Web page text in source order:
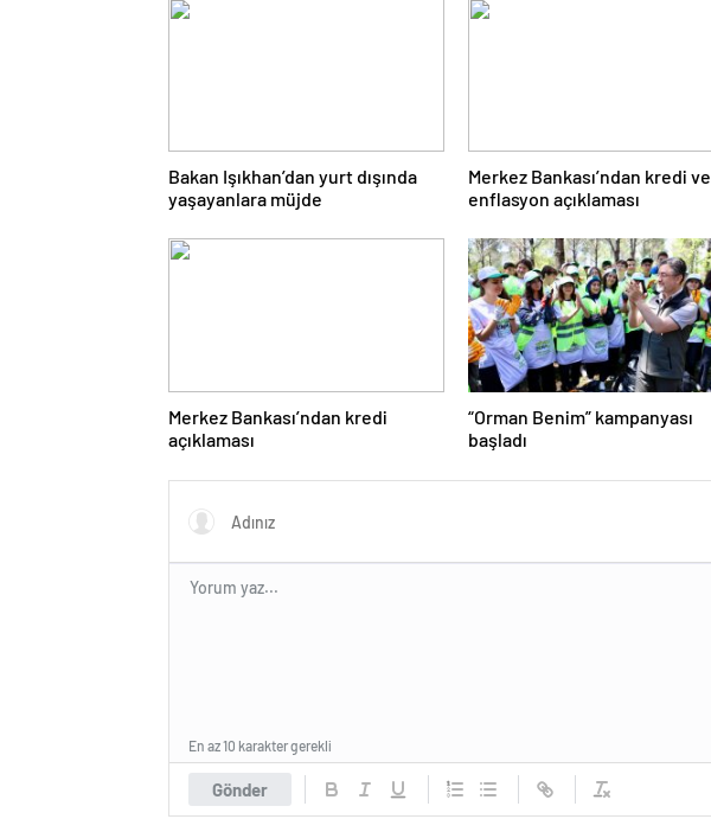
Bakan Işıkhan’dan yurt dışında
yaşayanlara müjde
Merkez Bankası’ndan kredi ve
enflasyon açıklaması
Merkez Bankası’ndan kredi
açıklaması
“Orman Benim” kampanyası
başladı
Gönder
En az 10 karakter gerekli